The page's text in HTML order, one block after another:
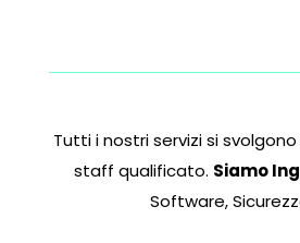
Tutti i nostri servizi si svolgono
staff qualificato. Siamo
Software,